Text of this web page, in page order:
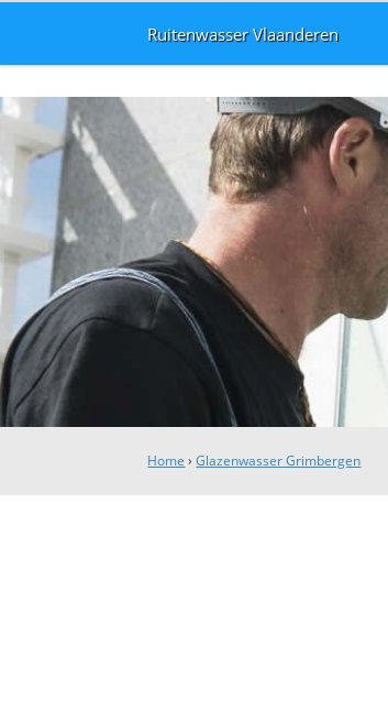
Ruitenwasser Vlaanderen
Home ›Glazenwasser Grimbergen